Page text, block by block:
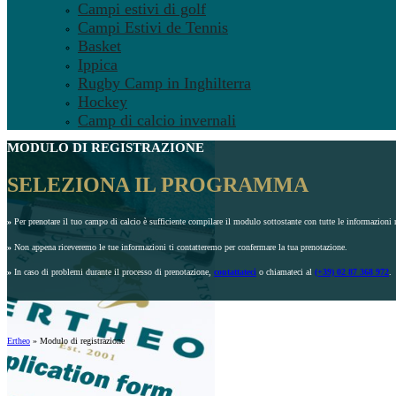
Campi estivi di golf
Campi Estivi de Tennis
Basket
Ippica
Rugby Camp in Inghilterra
Hockey
Camp di calcio invernali
MODULO DI REGISTRAZIONE
SELEZIONA IL PROGRAMMA
» Per prenotare il tuo campo di calcio è sufficiente compilare il modulo sottostante con tutte le informazioni
» Non appena riceveremo le tue informazioni ti contatteremo per confermare la tua prenotazione.
» In caso di problemi durante il processo di prenotazione, contattateci o chiamateci al (+39) 02 87 368 972
Ertheo » Modulo di registrazione